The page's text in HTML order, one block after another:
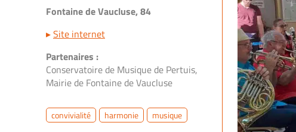
Fontaine de Vaucluse, 84
▸Site internet
Partenaires :
Conservatoire de Musique de Pertuis,
Mairie de Fontaine de Vaucluse
convivialité harmonie musique